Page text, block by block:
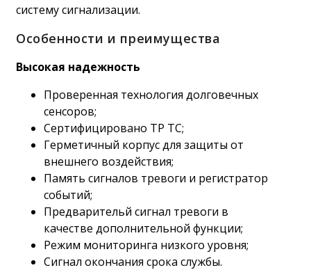
систему сигнализации.
Особенности и преимущества
Высокая надежность
Проверенная технология долговечных
сенсоров;
Сертифицировано ТР ТС;
Герметичный корпус для защиты от
внешнего воздействия;
Память сигналов тревоги и регистратор
событий;
Предварительй сигнал тревоги в
качестве дополнительной функции;
Режим мониторинга низкого уровня;
Сигнал окончания срока службы.